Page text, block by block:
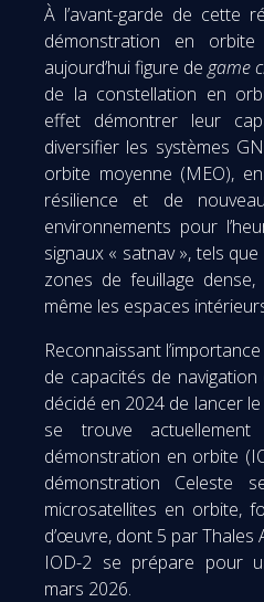
À l’avant-garde de cette
démonstration en
aujourd’hui figure de game
de la constellation en
effet démontrer leur
diversifier les systèmes
orbite moyenne (MEO),
résilience et de
environnements pour
signaux « satnav », tels
zones de feuillage
même les espaces
Reconnaissant
de capacités de navigation
décidé en 2024 de lancer
se trouve
démonstration en orbite
démonstration Celeste
microsatellites en orbite,
d’œuvre, dont 5 par Thales
IOD-2 se prépare pour
mars 2026.